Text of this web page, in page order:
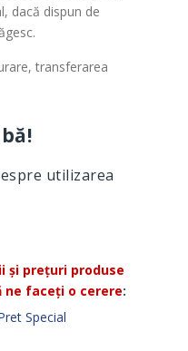
dacă dispun de
transferarea
utilizarea
și prețuri produse
ne faceți o cerere: